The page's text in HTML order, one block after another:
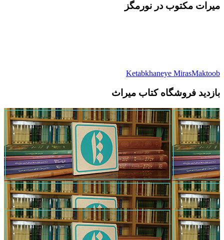
میرات مکتوب در نورمگز
Ketabkhaneye MirasMaktoob
بازدید فروشگاه کتاب میراث